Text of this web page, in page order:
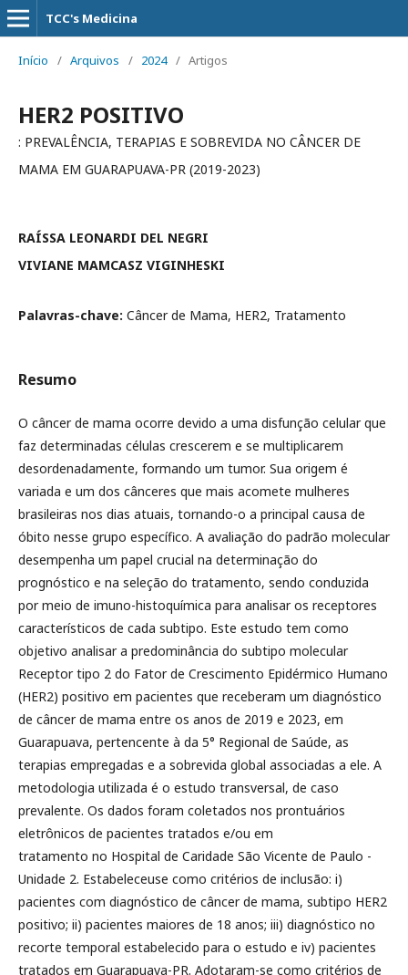
TCC's Medicina
Início / Arquivos / 2024 / Artigos
HER2 POSITIVO
: PREVALÊNCIA, TERAPIAS E SOBREVIDA NO CÂNCER DE
MAMA EM GUARAPUAVA-PR (2019-2023)
RAÍSSA LEONARDI DEL NEGRI
VIVIANE MAMCASZ VIGINHESKI
Palavras-chave: Câncer de Mama, HER2, Tratamento
Resumo
O câncer de mama ocorre devido a uma disfunção celular que
faz determinadas células crescerem e se multiplicarem
desordenadamente, formando um tumor. Sua origem é
variada e um dos cânceres que mais acomete mulheres
brasileiras nos dias atuais, tornando-o a principal causa de
óbito nesse grupo específico. A avaliação do padrão molecular
desempenha um papel crucial na determinação do
prognóstico e na seleção do tratamento, sendo conduzida
por meio de imuno-histoquímica para analisar os receptores
característicos de cada subtipo. Este estudo tem como
objetivo analisar a predominância do subtipo molecular
Receptor tipo 2 do Fator de Crescimento Epidérmico Humano
(HER2) positivo em pacientes que receberam um diagnóstico
de câncer de mama entre os anos de 2019 e 2023, em
Guarapuava, pertencente à da 5° Regional de Saúde, as
terapias empregadas e a sobrevida global associadas a ele. A
metodologia utilizada é o estudo transversal, de caso
prevalente. Os dados foram coletados nos prontuários
eletrônicos de pacientes tratados e/ou em
tratamento no Hospital de Caridade São Vicente de Paulo -
Unidade 2. Estabeleceuse como critérios de inclusão: i)
pacientes com diagnóstico de câncer de mama, subtipo HER2
positivo; ii) pacientes maiores de 18 anos; iii) diagnóstico no
recorte temporal estabelecido para o estudo e iv) pacientes
tratados em Guarapuava-PR. Adotaram-se como critérios de